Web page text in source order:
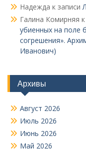
Надежда к записи
Галина Комирняя
убиенных на поле
согрешения».
Иванович)
Архивы
Август 2026
Июль 2026
Июнь 2026
Май 2026